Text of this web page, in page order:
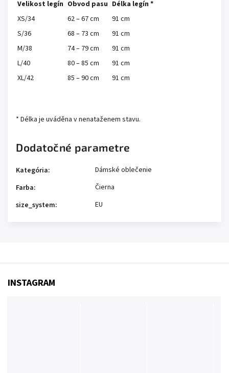
Velikost legín Obvod pasu Délka legín *
XS/34
62 – 67 cm
91 cm
S/36
68 – 73 cm
91 cm
M/38
74 – 79 cm
91 cm
L/40
80 – 85 cm
91 cm
XL/42
85 – 90 cm 91 cm
* Délka je uváděna v nenataženem stavu.
Dodatočné parametre
Kategória:
Dámské oblečenie
Farba:
Čierna
size_system: EU
INSTAGRAM